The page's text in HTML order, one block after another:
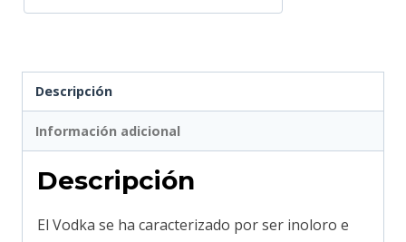
Descripción
Información adicional
Descripción
El Vodka se ha caracterizado por ser inoloro e